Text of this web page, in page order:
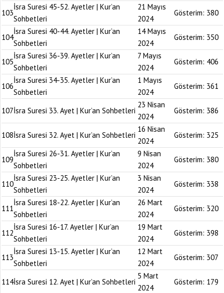
103
İsra Suresi 45-52. Ayetler | Kur’an
Sohbetleri
21 Mayıs
2024
Gösterim: 380
104
İsra Suresi 40-44. Ayetler | Kur’an
Sohbetleri
14 Mayıs
2024
Gösterim: 350
105
İsra Suresi 36-39. Ayetler | Kur’an
Sohbetleri
7 Mayıs
2024
Gösterim: 406
106
İsra Suresi 34-35. Ayetler | Kur’an
Sohbetleri
1 Mayıs
2024
Gösterim: 361
107İsra Suresi 33. Ayet | Kur’an Sohbetleri
23 Nisan
2024
Gösterim: 386
108İsra Suresi 32. Ayet | Kur’an Sohbetleri
16 Nisan
2024
Gösterim: 325
109
İsra Suresi 26-31. Ayetler | Kur’an
Sohbetleri
9 Nisan
2024
Gösterim: 380
110
İsra Suresi 23-25. Ayetler | Kur’an
Sohbetleri
3 Nisan
2024
Gösterim: 338
111
İsra Suresi 18-22. Ayetler | Kur’an
Sohbetleri
26 Mart
2024
Gösterim: 320
112
İsra Suresi 16-17. Ayetler | Kur’an
Sohbetleri
19 Mart
2024
Gösterim: 398
113
İsra Suresi 13-15. Ayetler | Kur’an
Sohbetleri
12 Mart
2024
Gösterim: 307
114İsra Suresi 12. Ayet | Kur’an Sohbetleri
5 Mart
2024
Gösterim: 179